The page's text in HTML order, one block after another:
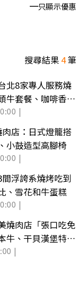
只顯示優惠
搜尋結果4筆
北8家專人服務燒
牛套餐、咖啡香和
|
店：日式燈籠搭
小鼓造型高腳椅
|
浮誇系燒烤吃到
、雪花和牛蛋糕
|
燒肉店「張口吃免
牛、干貝漢堡特色
|